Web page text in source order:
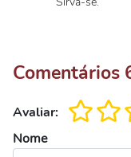
Comentários
Avaliar:
Nome